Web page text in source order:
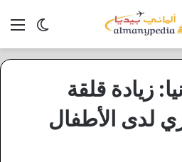
الوضع
زيادة قلقة
لدى الأطفال